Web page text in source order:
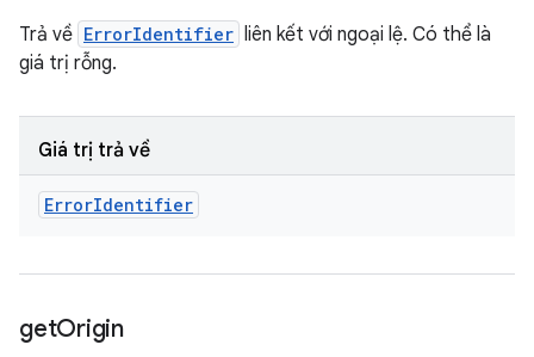
Trả về ErrorIdentifier liên kết với ngoại lệ. Có thể là
giá trị rỗng.
Giá trị trả về
ErrorIdentifier
getOrigin